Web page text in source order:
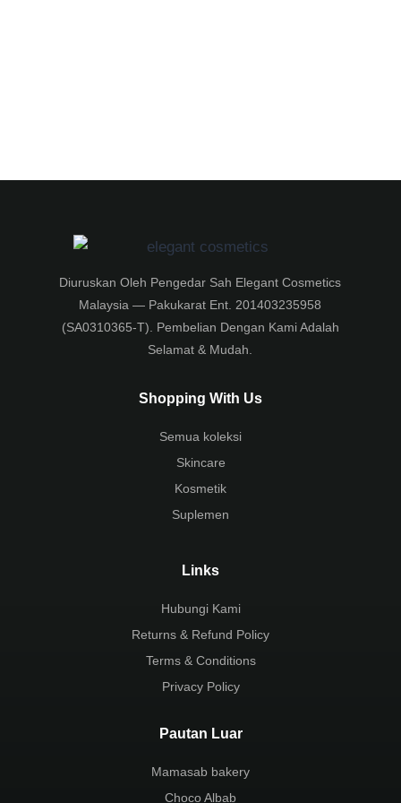
Diuruskan Oleh Pengedar Sah Elegant Cosmetics
Malaysia — Pakukarat Ent. 201403235958
(SA0310365-T). Pembelian Dengan Kami Adalah
Selamat & Mudah.
Shopping With Us
Semua koleksi
Skincare
Kosmetik
Suplemen
Links
Hubungi Kami
Returns & Refund Policy
Terms & Conditions
Privacy Policy
Pautan Luar
Mamasab bakery
Choco Albab